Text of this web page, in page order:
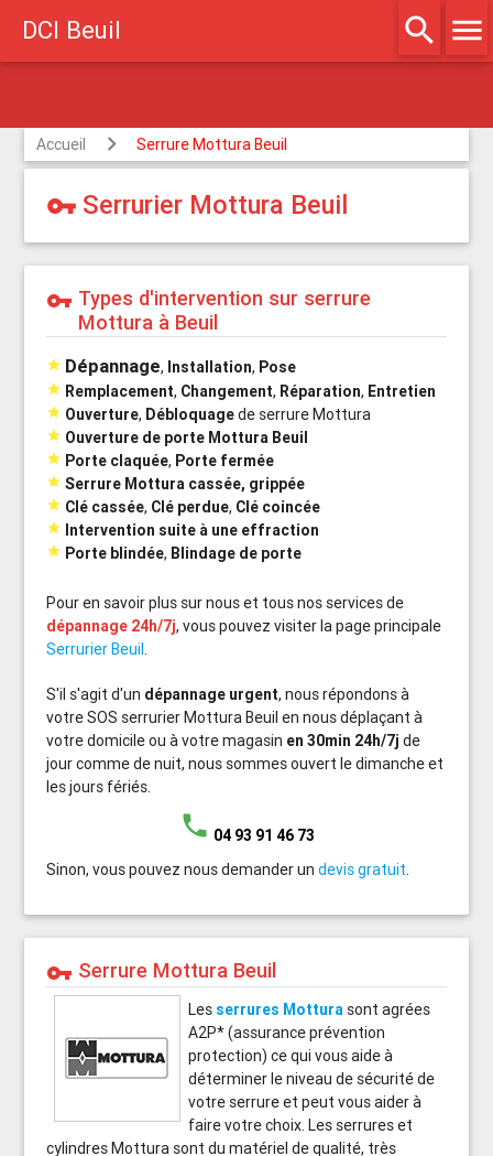
DCI Beuil search menu
Accueil Serrure Mottura Beuil
vpn_key Serrurier Mottura Beuil
vpn_key Types d'intervention sur serrure
Mottura à Beuil
 Dépannage, Installation, Pose
 Remplacement, Changement, Réparation, Entretien
 Ouverture, Débloquagede serrure Mottura
 Ouverture de porte Mottura Beuil
 Porte claquée, Porte fermée
 Serrure Mottura cassée, grippée
 Clé cassée, Clé perdue, Clé coincée
 Intervention suite à une effraction
 Porte blindée, Blindage de porte
Pour en savoir plus sur nous et tous nos services de
dépannage 24h/7j, vous pouvez visiter la page principale
Serrurier Beuil.
S'il s'agit d'un dépannage urgent, nous répondons à
votre SOS serrurier Mottura Beuil en nous déplaçant à
votre domicile ou à votre magasin en 30min 24h/7j de
jour comme de nuit, nous sommes ouvert le dimanche et
les jours fériés.
phone 04 93 91 46 73
Sinon, vous pouvez nous demander undevis gratuit.
vpn_key Serrure Mottura Beuil
Lesserrures Mottura sont agrées
A2P* (assurance prévention
protection) ce qui vous aide à
déterminer le niveau de sécurité de
votre serrure et peut vous aider à
faire votre choix. Les serrures et
cylindres Mottura sont du matériel de qualité, très